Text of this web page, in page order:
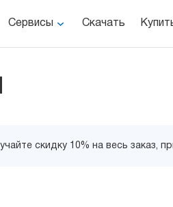
Сервисы Скачать
скидку 10% на весь заказ,